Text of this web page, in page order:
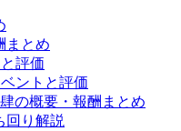
まとめ
評価
ントと評価
の概要・報酬まとめ
回り解説